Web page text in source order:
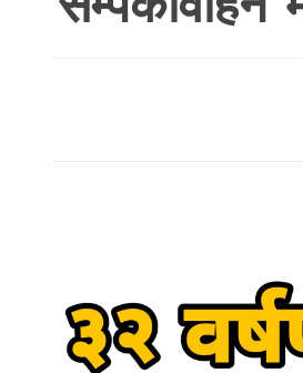
खाेज